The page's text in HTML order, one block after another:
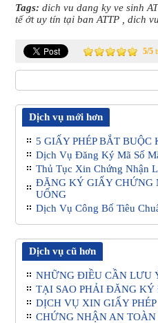
Tags: dich vu dang ky ve sinh
tế ớt uy tín tại ban ATTP
dich
5/5
Dịch vụ mới hơn
5 GIẤY PHÉP BẮT
Dịch Vụ Đăng Ký Mã Số
Thủ Tục Xin Chứng Nhận
ĐĂNG KÝ GIẤY CHỨNG
UỐNG
Dịch Vụ Công Bố Tiêu
Dịch vụ cũ hơn
NHỮNG ĐIỀU CẦN LƯU
TẠI SAO PHẢI ĐĂNG KÝ
DỊCH VỤ XIN GIẤY
CHỨNG NHẬN AN TOÀN